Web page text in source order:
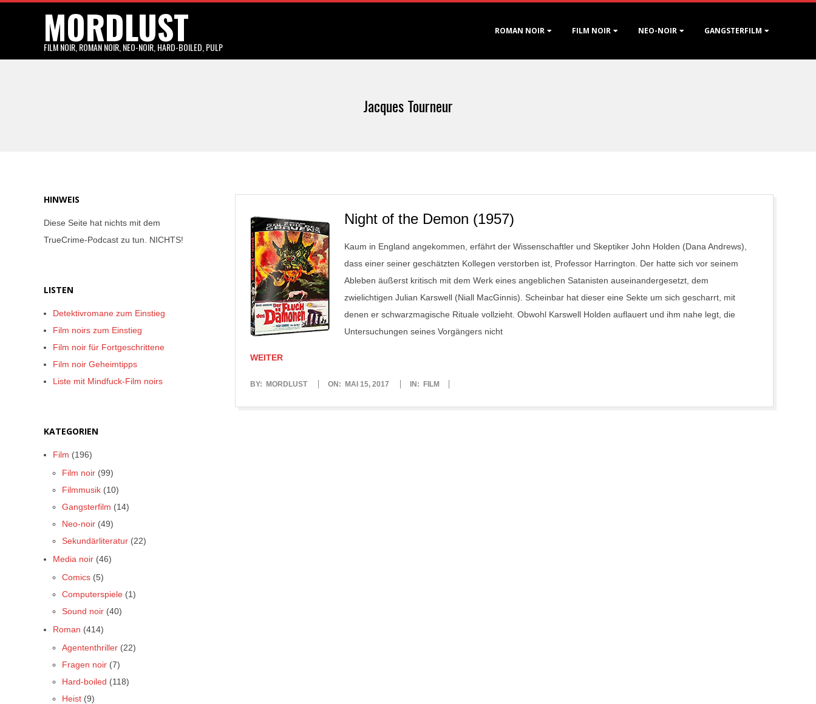
MORDLUST
FILM NOIR, ROMAN NOIR, NEO-NOIR, HARD-BOILED, PULP
ROMAN NOIR FILM NOIR NEO-NOIR GANGSTERFILM
Jacques Tourneur
Night of the Demon (1957)
Kaum in England angekommen, erfährt der Wissenschaftler und Skeptiker John Holden (Dana Andrews),
dass einer seiner geschätzten Kollegen verstorben ist, Professor Harrington. Der hatte sich vor seinem
Ableben äußerst kritisch mit dem Werk eines angeblichen Satanisten auseinandergesetzt, dem
zwielichtigen Julian Karswell (Niall MacGinnis). Scheinbar hat dieser eine Sekte um sich gescharrt, mit
denen er schwarzmagische Rituale vollzieht. Obwohl Karswell Holden auflauert und ihm nahe legt, die
Untersuchungen seines Vorgängers nicht
WEITER
2017-
BY: MORDLUST ON: MAI 15, 2017 IN: FILM
HINWEIS
Diese Seite hat nichts mit dem
TrueCrime-Podcast zu tun. NICHTS!
LISTEN
Detektivromane zum Einstieg
Film noirs zum Einstieg
Film noir für Fortgeschrittene
Film noir Geheimtipps
Liste mit Mindfuck-Film noirs
KATEGORIEN
Film (196)
Film noir (99)
Filmmusik (10)
Gangsterfilm (14)
Neo-noir (49)
Sekundärliteratur (22)
Media noir (46)
Comics (5)
Computerspiele (1)
Sound noir (40)
Roman (414)
Agententhriller (22)
Fragen noir (7)
Hard-boiled (118)
Heist (9)